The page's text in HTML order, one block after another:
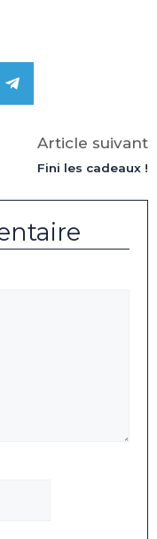
Share
on
Article suivant
Fini les cadeaux !